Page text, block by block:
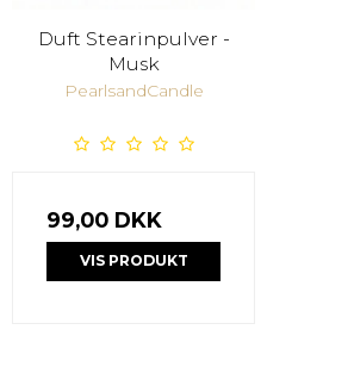
Duft Stearinpulver -
Musk
PearlsandCandle
99,00 DKK
VIS PRODUKT